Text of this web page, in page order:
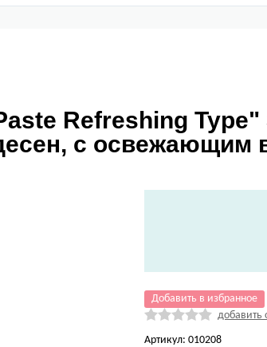
Refreshing Type"
с освежающим
Добавить в избранное
добавить
Артикул: 010208